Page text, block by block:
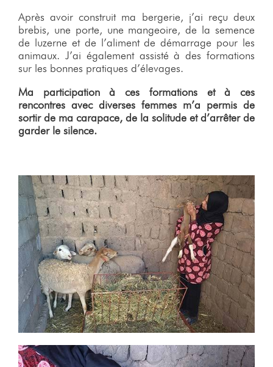
Après avoir construit ma bergerie, j’ai reçu deux
brebis, une porte, une mangeoire, de la semence
de luzerne et de l’aliment de démarrage pour les
animaux. J’ai également assisté à des formations
sur les bonnes pratiques d’élevages.
Ma participation à ces formations et à ces
rencontres avec diverses femmes m’a permis de
sortir de ma carapace, de la solitude et d’arrêter de
garder le silence.